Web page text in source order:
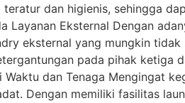
dan higienis, sehingga
Layanan Eksternal Dengan
eksternal yang mungkin
pada pihak ketiga
Waktu dan Tenaga Mengingat
Dengan memiliki fasilitas